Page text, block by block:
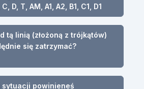
D, T, AM, A1, A2, B1, C1, D1
tą linią (złożoną z trójkątów)
się zatrzymać?
sytuacji powinieneś